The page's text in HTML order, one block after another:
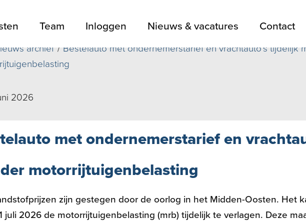
Team Inloggen Nieuws & vacatures Contact
archief
Bestelauto met ondernemerstarief en vrachtauto's tijdelijk
2026
met ondernemerstarief en
motorrijtuigenbelasting
zijn gestegen door de oorlog in het Midden-Oosten. Het
juli 2026 de motorrijtuigenbelasting (mrb) tijdelijk te verlagen. Deze